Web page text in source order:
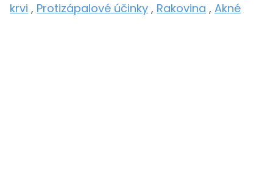
krvi , Protizápalové účinky , Rakovina , Akné